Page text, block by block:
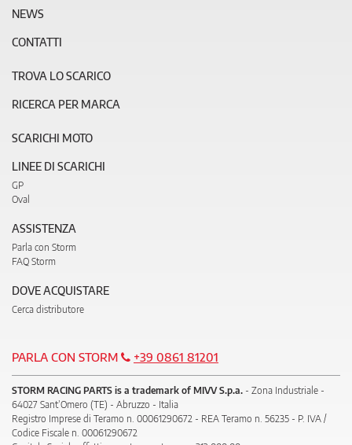
NEWS
CONTATTI
TROVA LO SCARICO
RICERCA PER MARCA
SCARICHI MOTO
LINEE DI SCARICHI
GP
Oval
ASSISTENZA
Parla con Storm
FAQ Storm
DOVE ACQUISTARE
Cerca distributore
PARLA CON STORM +39 0861 81201
STORM RACING PARTS is a trademark of MIVV S.p.a. - Zona Industriale -
64027 Sant’Omero (TE) - Abruzzo - Italia
Registro Imprese di Teramo n. 00061290672 - REA Teramo n. 56235 - P. IVA /
Codice Fiscale n. 00061290672